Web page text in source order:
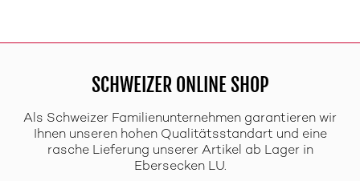
SCHWEIZER ONLINE SHOP
Als Schweizer Familienunternehmen garantieren wir
Ihnen unseren hohen Qualitätsstandart und eine
rasche Lieferung unserer Artikel ab Lager in
Ebersecken LU.